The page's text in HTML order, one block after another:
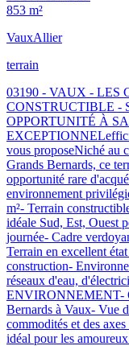
853 m²
VauxAllier
terrain
03190 - VAUX - LES
CONSTRUCTIBLE -
OPPORTUNITÉ À
vous proposeNiché au
Grands Bernards, ce
opportunité rare
environnement
m²- Terrain
idéale Sud, Est, Ouest
journée- Cadre
Terrain en excellent
construction-
réseaux d'eau,
ENVIRONNEMENT-
Bernards à Vaux- Vue
commodités et des
idéal pour les